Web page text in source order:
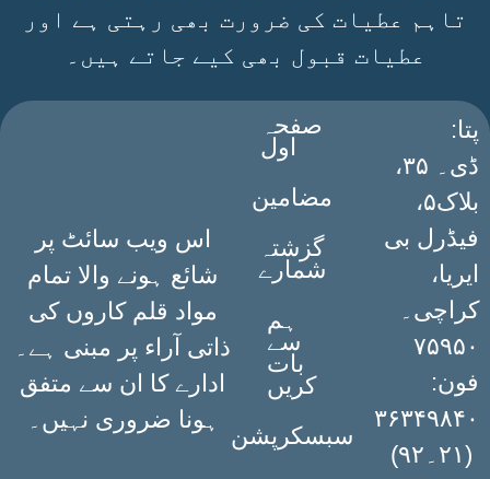
تاہم عطیات کی ضرورت بھی رہتی ہے اور
عطیات قبول بھی کیے جاتے ہیں۔
:پتا
ڈی۔ ۳۵،
بلاک۵،
فیڈرل بی
ایریا،
کراچی۔
۷۵۹۵۰
فون:
(۲۱۔۹۲)
صفحہ
اول
مضامین
گزشتہ
شمارے
ہم
سے
بات
کریں
سبسکرپشن
اس ویب سائٹ پر
شائع ہونے والا تمام
مواد قلم کاروں کی
ذاتی آراء پر مبنی ہے۔
ادارے کا ان سے متفق
ہونا ضروری نہیں۔